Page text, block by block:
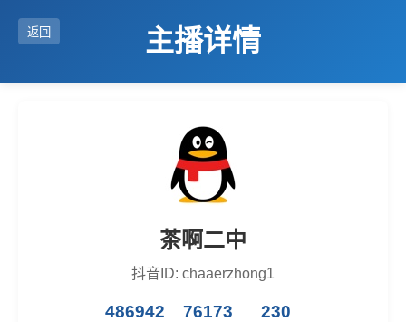
返回 主播详情
茶啊二中
抖音ID: chaaerzhong1
486942 76173 230